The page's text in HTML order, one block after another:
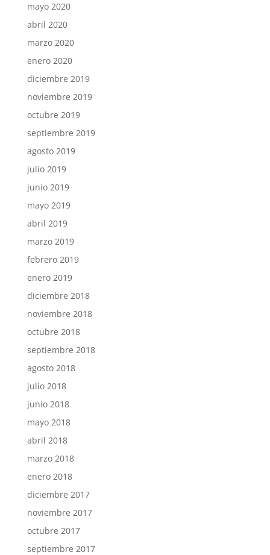
mayo 2020
abril 2020
marzo 2020
enero 2020
diciembre 2019
noviembre 2019
octubre 2019
septiembre 2019
agosto 2019
julio 2019
junio 2019
mayo 2019
abril 2019
marzo 2019
febrero 2019
enero 2019
diciembre 2018
noviembre 2018
octubre 2018
septiembre 2018
agosto 2018
julio 2018
junio 2018
mayo 2018
abril 2018
marzo 2018
enero 2018
diciembre 2017
noviembre 2017
octubre 2017
septiembre 2017